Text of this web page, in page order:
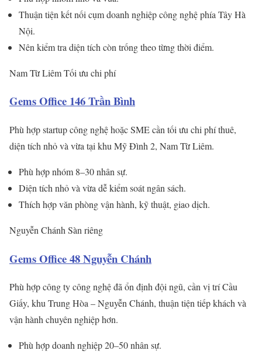
Thuận tiện kết nối cụm doanh nghiệp công nghệ phía Tây Hà
Nội.
Nên kiểm tra diện tích còn trống theo từng thời điểm.
Nam Từ LiêmTối ưu chi phí
Gems Office 146 Trần Bình
Phù hợp startup công nghệ hoặc SME cần tối ưu chi phí thuê,
diện tích nhỏ và vừa tại khu Mỹ Đình 2, Nam Từ Liêm.
Phù hợp nhóm 8–30 nhân sự.
Diện tích nhỏ và vừa dễ kiểm soát ngân sách.
Thích hợp văn phòng vận hành, kỹ thuật, giao dịch.
Nguyễn Chánh Sàn riêng
Gems Office 48 Nguyễn Chánh
Phù hợp công ty công nghệ đã ổn định đội ngũ, cần vị trí Cầu
Giấy, khu Trung Hòa – Nguyễn Chánh, thuận tiện tiếp khách và
vận hành chuyên nghiệp hơn.
Phù hợp doanh nghiệp 20–50 nhân sự.